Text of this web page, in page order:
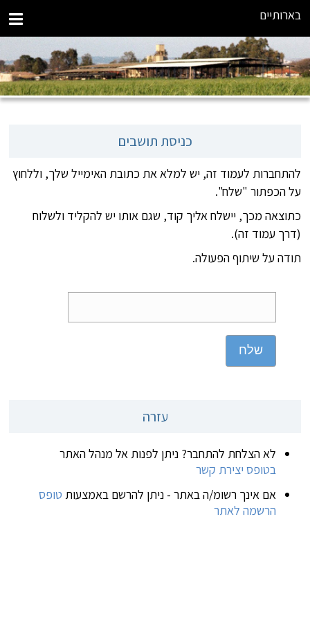
בארותיים
כניסת תושבים
להתחברות לעמוד זה, יש למלא את כתובת האימייל שלך, וללחוץ
על הכפתור "שלח".
כתוצאה מכך, יישלח אליך קוד, שגם אותו יש להקליד ולשלוח
(דרך עמוד זה).
תודה על שיתוף הפעולה.
שלח
עזרה
לא הצלחת להתחבר? ניתן לפנות אל מנהל האתר
בטופס יצירת קשר
אם אינך רשומ/ה באתר - ניתן להרשם באמצעות טופס
הרשמה לאתר